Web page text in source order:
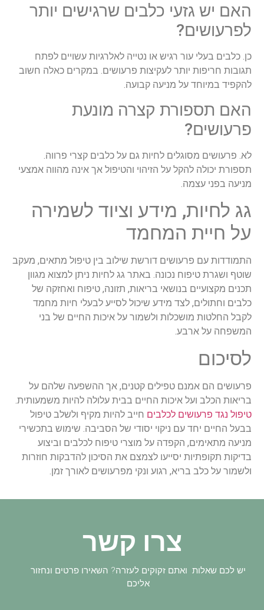
האם יש גזעי כלבים שרגישים יותר
לפרעושים?
כן. כלבים בעלי עור רגיש או נטייה לאלרגיות עשויים לפתח
תגובות חריפות יותר לעקיצות פרעושים. במקרים כאלה חשוב
להקפיד במיוחד על מניעה קבועה.
האם תספורת קצרה מונעת
פרעושים?
לא. פרעושים מסוגלים לחיות גם על כלבים קצרי פרווה.
תספורת יכולה להקל על הזיהוי והטיפול אך אינה מהווה אמצעי
מניעה בפני עצמה.
גג לחיות, מידע וציוד לשמירה
על חיית המחמד
התמודדות עם פרעושים דורשת שילוב בין טיפול מתאים, מעקב
שוטף ושגרת טיפוח נכונה. באתר גג לחיות ניתן למצוא מגוון
תכנים מקצועיים בנושאי בריאות, תזונה, טיפוח ואחזקה של
כלבים וחתולים, לצד מידע שיכול לסייע לבעלי חיות מחמד
לקבל החלטות מושכלות ולשמור על איכות החיים של בני
המשפחה על ארבע.
לסיכום
פרעושים הם אמנם טפילים קטנים, אך ההשפעה שלהם על
בריאות הכלב ועל איכות החיים בבית עלולה להיות משמעותית.
טיפול נגד פרעושים לכלבים חייב להיות מקיף ולשלב טיפול
בבעל החיים יחד עם ניקוי יסודי של הסביבה. שימוש בתכשירי
מניעה מתאימים, הקפדה על מוצרי טיפוח לכלבים וביצוע
בדיקות תקופתיות יסייעו לצמצם את הסיכון להדבקות חוזרות
ולשמור על כלב בריא, רגוע ונקי מפרעושים לאורך זמן.
צרו קשר
יש לכם שאלות ואתם זקוקים לעזרה? השאירו פרטים ונחזור
אליכם